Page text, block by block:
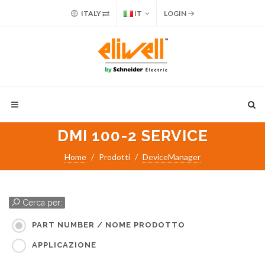
ITALY IT LOGIN
DMI 100-2 SERVICE
Home Prodotti DeviceManager
Cerca per:
PART NUMBER / NOME PRODOTTO
APPLICAZIONE